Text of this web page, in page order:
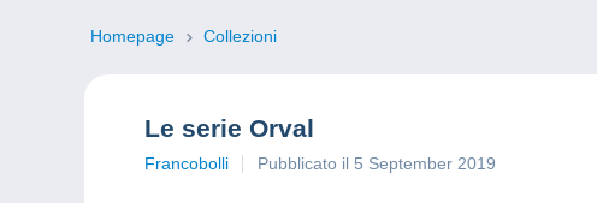
Homepage Collezioni
Le serie Orval
Francobolli Pubblicato il 5 September 2019